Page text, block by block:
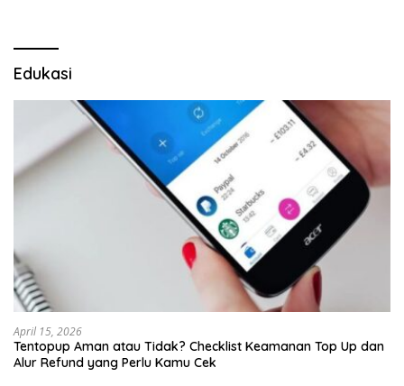
Edukasi
April 15, 2026
Tentopup Aman atau Tidak? Checklist Keamanan Top Up dan
Alur Refund yang Perlu Kamu Cek